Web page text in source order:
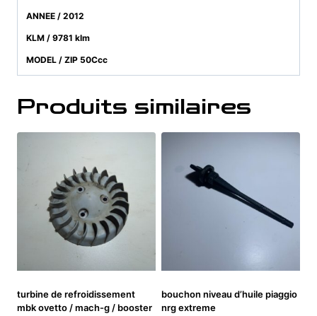
ANNEE / 2012
KLM / 9781 klm
MODEL / ZIP 50Ccc
Produits similaires
turbine de refroidissement
mbk ovetto / mach-g / booster
bouchon niveau d’huile piaggio
nrg extreme